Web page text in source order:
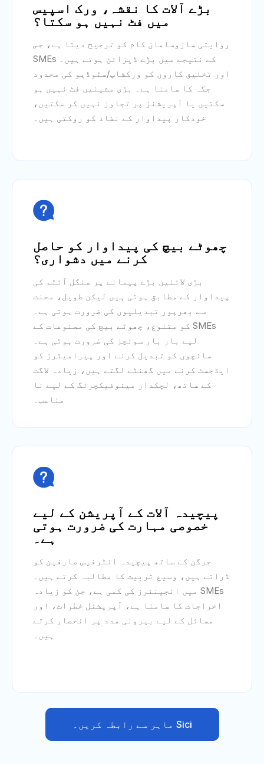
بڑے آلات کا نقشہ، ورک اسپیس
میں فٹ نہیں ہو سکتا؟
روایتی سازوسامان کام کو ترجیح دیتا ہے، جس
کے نتیجے میں بڑے ڈیزائن ہوتے ہیں۔ SMEs
اور تخلیق کاروں کو ورکشاپ/سٹوڈیو کی محدود
جگہ کا سامنا ہے۔ بڑی مشینیں فٹ نہیں ہو
سکتیں یا آپریشنز پر تجاوز نہیں کر سکتیں،
خودکار پیداوار کے نفاذ کو روکتی ہیں۔

چھوٹے بیچ کی پیداوار کو حاصل
کرنے میں دشواری؟
بڑی لائنیں بڑے پیمانے پر سنگل آئٹم کی
پیداوار کے مطابق ہوتی ہیں لیکن طویل، محنت
سے بھرپور تبدیلیوں کی ضرورت ہوتی ہے۔
SMEs کو متنوع، چھوٹے بیچ کی مصنوعات کے
لیے بار بار سوئچز کی ضرورت ہوتی ہے۔
سانچوں کو تبدیل کرنے اور پیرامیٹرز کو
ایڈجسٹ کرنے میں گھنٹے لگتے ہیں، زیادہ لاگت
کے ساتھ، لچکدار مینوفیکچرنگ کے لیے نا
مناسب۔

پیچیدہ آلات کے آپریشن کے لیے
خصوصی مہارت کی ضرورت ہوتی
ہے۔
جرگن کے ساتھ پیچیدہ انٹرفیس صارفین کو
ڈراتے ہیں، وسیع تربیت کا مطالبہ کرتے ہیں۔
SMEs میں انجینئرز کی کمی ہے، جن کو زیادہ
اخراجات کا سامنا ہے، آپریشنل خطرات، اور
مسائل کے لیے بیرونی مدد پر انحصار کرتے
ہیں۔
Sici ماہر سے رابطہ کریں۔